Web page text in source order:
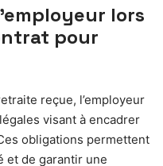
lors
pour
reçue, l’employeur
visant à encadrer
obligations permettent
et de garantir une